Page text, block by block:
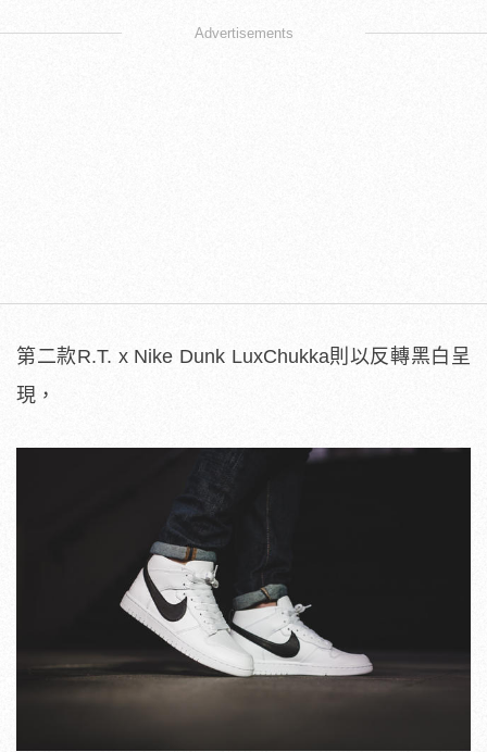
Advertisements
第二款R.T. x Nike Dunk LuxChukka則以反轉黑白呈
現，